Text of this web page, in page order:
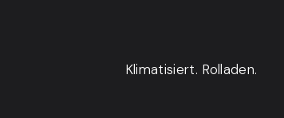
Klimatisiert. Rolladen.